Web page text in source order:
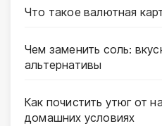
Что такое валютная
Чем заменить соль:
альтернативы
Как почистить утюг от
домашних условиях